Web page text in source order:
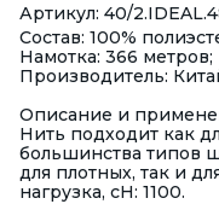
Артикул: 40/
Состав: 100%
Намотка: 366 метров;
Производитель:
Описание и
Нить подходит как
большинства типов
для плотных, так и
нагрузка, сН: 1100.